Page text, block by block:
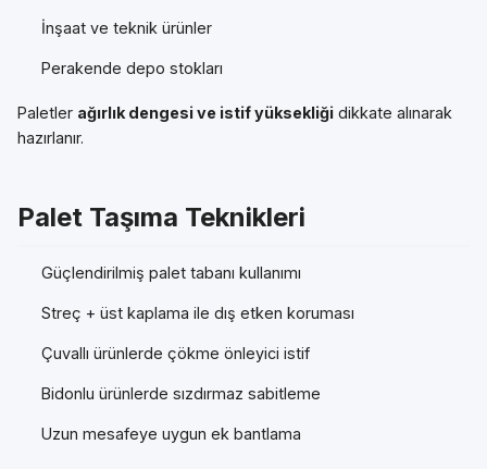
İnşaat ve teknik ürünler
Perakende depo stokları
Paletler ağırlık dengesi ve istif yüksekliği dikkate alınarak
hazırlanır.
Palet Taşıma Teknikleri
Güçlendirilmiş palet tabanı kullanımı
Streç + üst kaplama ile dış etken koruması
Çuvallı ürünlerde çökme önleyici istif
Bidonlu ürünlerde sızdırmaz sabitleme
Uzun mesafeye uygun ek bantlama